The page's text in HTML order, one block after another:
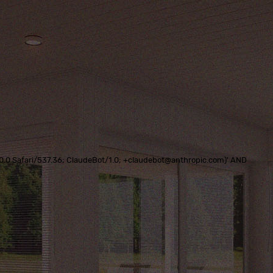
Safari/537.36; ClaudeBot/1.0; +claudebot@anthropic.com)' AND